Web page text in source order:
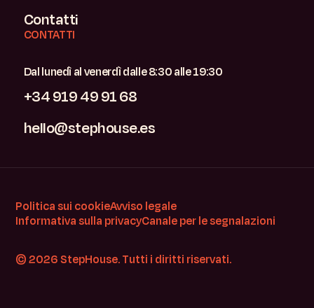
Contatti
CONTATTI
Dal lunedì al venerdì dalle 8:30 alle 19:30
+34 919 49 91 68
hello@stephouse.es
Politica sui cookieAvviso legale
Informativa sulla privacyCanale per le segnalazioni
© 2026 StepHouse. Tutti i diritti riservati.